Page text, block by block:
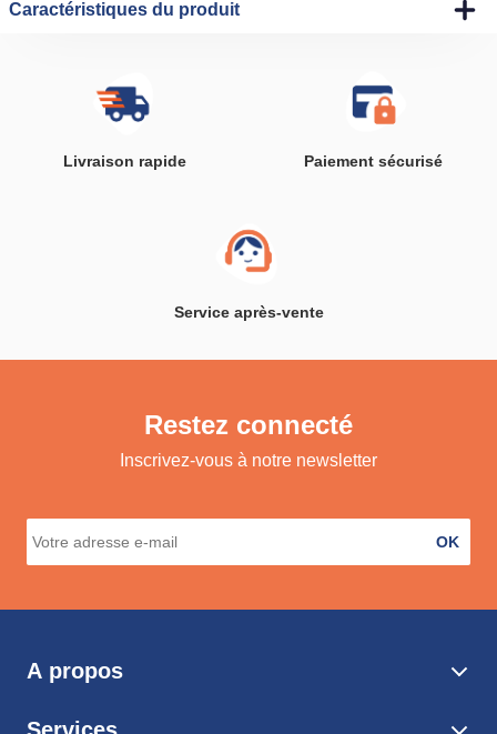
Caractéristiques du produit
Livraison rapide Paiement sécurisé
Service après-vente
Restez connecté
Inscrivez-vous à notre newsletter
OK
A propos